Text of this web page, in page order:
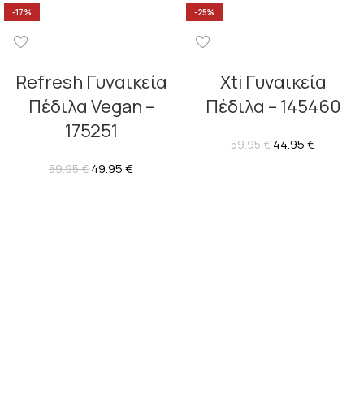
-17%
Refresh Γυναικεία
Πέδιλα Vegan –
175251
59.95€ 49.95€
-25%
Xti Γυναικεία
Πέδιλα – 145460
59.95€ 44.95€